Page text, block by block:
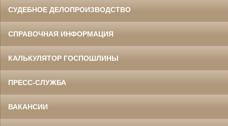
СУДЕБНОЕ ДЕЛОПРОИЗВОДСТВО
СПРАВОЧНАЯ ИНФОРМАЦИЯ
КАЛЬКУЛЯТОР ГОСПОШЛИНЫ
ПРЕСС-СЛУЖБА
ВАКАНСИИ